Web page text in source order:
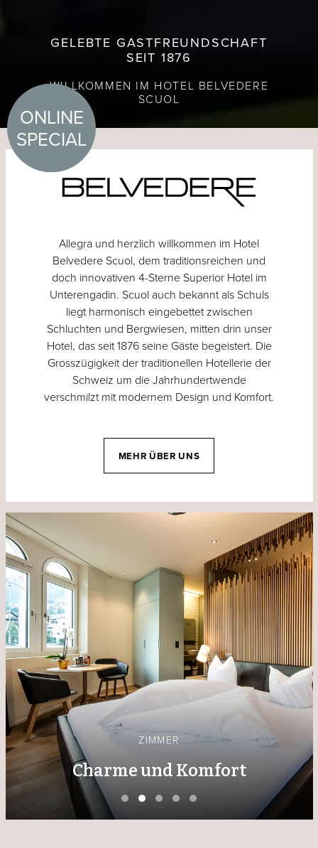
GELEBTE GASTFREUNDSCHAFT
SEIT 1876
WILLKOMMEN IM HOTEL BELVEDERE
SCUOL
ONLINE
SPECIAL
Allegra und herzlich willkommen im Hotel
Belvedere Scuol, dem traditionsreichen und
doch innovativen 4-Sterne Superior Hotel im
Unterengadin. Scuol auch bekannt als Schuls
liegt harmonisch eingebettet zwischen
Schluchten und Bergwiesen, mitten drin unser
Hotel, das seit 1876 seine Gäste begeistert. Die
Grosszügigkeit der traditionellen Hotellerie der
Schweiz um die Jahrhundertwende
verschmilzt mit modernem Design und Komfort.
MEHR ÜBER UNS
ZIMMER
Charme und Komfort